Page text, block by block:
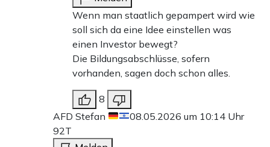
Wenn man staatlich gepampert wird wie
soll sich da eine Idee einstellen was
einen Investor bewegt?
Die Bildungsabschlüsse, sofern
vorhanden, sagen doch schon alles.
8
AFD Stefan
08.05.2026 um 10:14 Uhr
92T